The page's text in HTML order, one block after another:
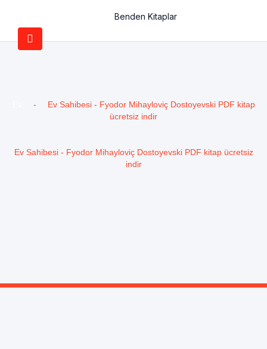
Benden Kitaplar
-
Ev Sahibesi - Fyodor Mihayloviç Dostoyevski PDF kitap
ücretsiz indir
Ev Sahibesi - Fyodor Mihayloviç Dostoyevski PDF kitap ücretsiz
indir